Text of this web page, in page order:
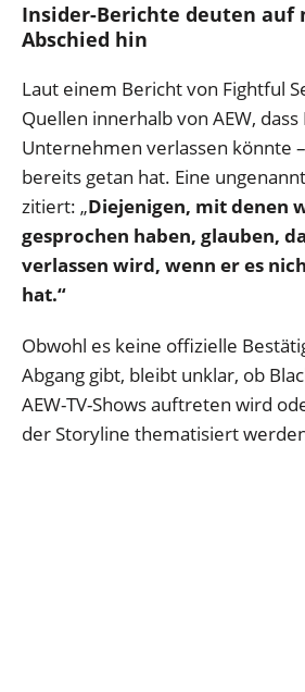
Insider-Berichte deuten auf
Abschied hin
Laut einem Bericht von Fightful
Quellen innerhalb von AEW, dass
Unternehmen verlassen könnte
bereits getan hat. Eine
zitiert: „Diejenigen, mit denen
gesprochen haben, glauben,
verlassen wird, wenn er es
hat.“
Obwohl es keine offizielle
Abgang gibt, bleibt unklar, ob
AEW-TV-Shows auftreten wird
der Storyline thematisiert